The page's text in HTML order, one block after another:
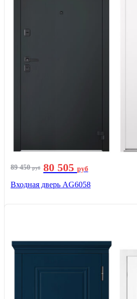
89 450руб 80 505 руб
Входная дверь AG6058